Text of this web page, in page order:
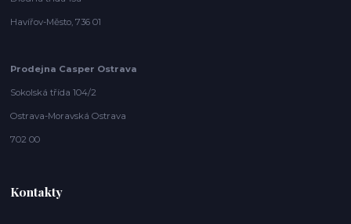
Havířov-Město, 736 01
Prodejna Casper Ostrava
Sokolská třída 104/2
Ostrava-Moravská Ostrava
702 00
Kontakty